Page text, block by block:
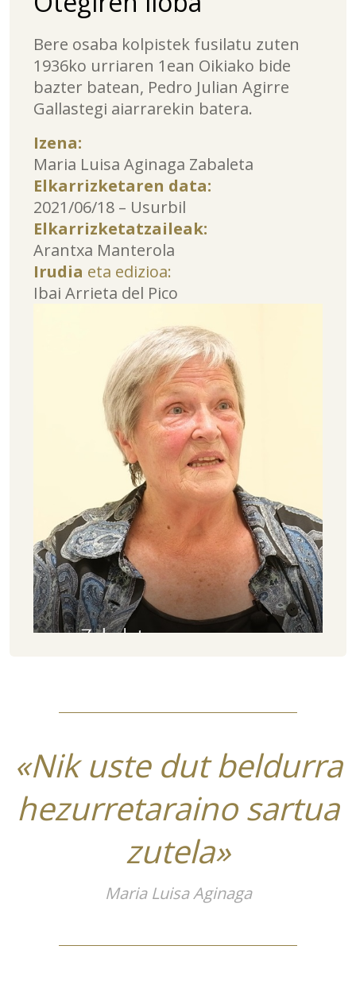
Bere osaba kolpistek fusilatu zuten
1936ko urriaren 1ean Oikiako bide
bazter batean, Pedro Julian Agirre
Gallastegi aiarrarekin batera.
Izena:
Maria Luisa Aginaga Zabaleta
Elkarrizketaren data:
2021/06/18 – Usurbil
Elkarrizketatzaileak:
Arantxa Manterola
Irudia eta edizioa:
Ibai Arrieta del Pico
«Nik uste dut beldurra
hezurretaraino sartua
zutela»
Maria Luisa Aginaga